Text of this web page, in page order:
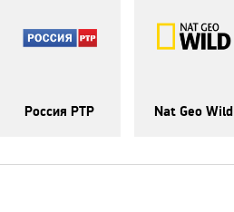
Россия РТР Nat Geo Wild